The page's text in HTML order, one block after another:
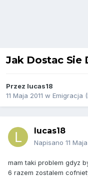
Jak Dostac Sie
Przez lucas18
11 Maja 2011 w Emigracja
lucas18
Napisano 11
mam taki problem gdyz
6 razem zostalem